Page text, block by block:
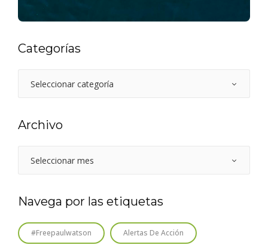
Categorías
Archivo
Navega por las etiquetas
#freepaulwatson Alertas De Acción